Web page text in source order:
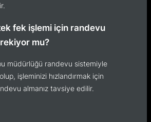
fek işlemi için randevu
mu?
müdürlüğü randevu sistemiyle
işleminizi hızlandırmak için
almanız tavsiye edilir.